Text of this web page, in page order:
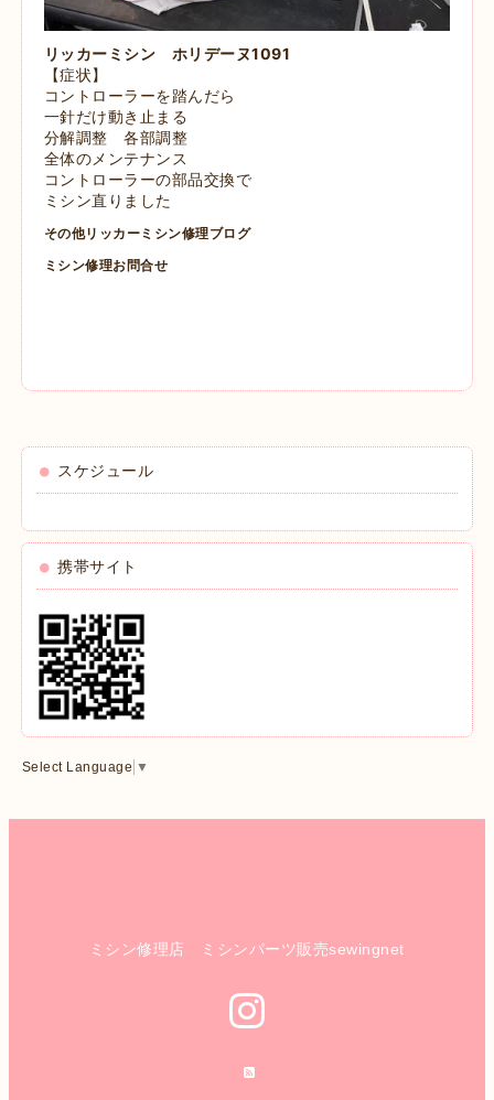
リッカーミシン ホリデーヌ1091
【症状】
コントローラーを踏んだら
一針だけ動き止まる
分解調整 各部調整
全体のメンテナンス
コントローラーの部品交換で
ミシン直りました
その他リッカーミシン修理ブログ
ミシン修理お問合せ
スケジュール
携帯サイト
Select Language ▼
ミシン修理店 ミシンパーツ販売sewingnet